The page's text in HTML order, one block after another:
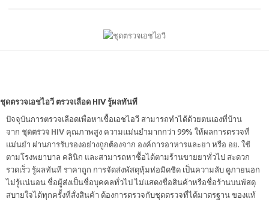
ชุดตรวจเอชไอวี ตรวจเลือด HIV รู้ผลทันที
ปัจจุบันการตรวจเลือดเพื่อหาเชื้อเอชไอวี สามารถทำได้ด้วยตนเองที่บ้าน
จาก ชุดตรวจ HIV คุณภาพสูง ความแม่นยำมากกว่า 99% ให้ผลการตรวจที่
แม่นยำ ผ่านการรับรองอย่างถูกต้องจาก องค์การอาหารและยา หรือ อย. ใช้
ตามโรงพยาบาล คลินิก และสามารถหาซื้อได้ตามร้านขายยาทั่วไป สะดวก
รวดเร็ว รู้ผลทันที ราคาถูก การจัดส่งพัสดุหุ้มห่อมิดชิด เป็นความลับ ดูภายนอก
ไม่รู้แน่นอน ชื่อผู้ส่งเป็นชื่อบุคคลทั่วไป ไม่แสดงชื่อสินค้าหรือชื่อร้านบนพัสดุ
สบายใจได้ทุกครั้งที่สั่งสินค้า ต้องการตรวจกับชุดตรวจที่ได้มาตรฐาน ของแท้